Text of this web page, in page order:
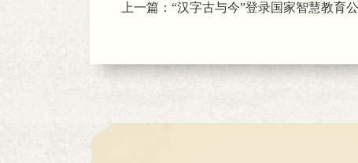
上一篇： “汉字古与今”登录国家智慧教育